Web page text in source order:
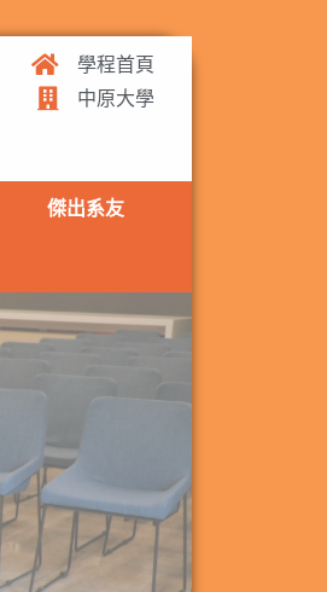
學程首頁
中原大學
傑出系友